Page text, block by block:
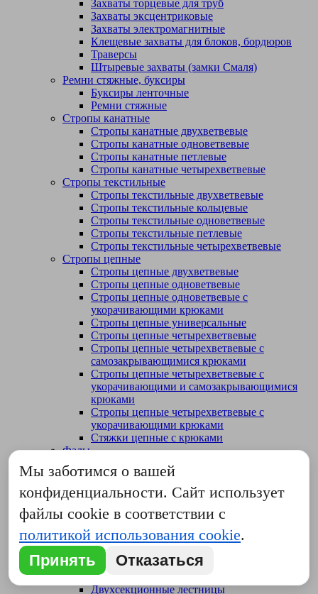
Захваты торцевые для труб
Захваты эксцентриковые
Захваты электромагнитные
Клещевые захваты для блоков, бордюров
Траверсы
Штыревые захваты (замки Смаля)
Ремни стяжные, буксиры
Буксиры ленточные
Ремни стяжные
Стропы канатные
Стропы канатные двухветвевые
Стропы канатные одноветвевые
Стропы канатные петлевые
Стропы канатные четырехветвевые
Стропы текстильные
Стропы текстильные двухветвевые
Стропы текстильные кольцевые
Стропы текстильные одноветвевые
Стропы текстильные петлевые
Стропы текстильные четырехветвевые
Стропы цепные
Стропы цепные двухветвевые
Стропы цепные одноветвевые
Стропы цепные одноветвевые с
укорачивающими крюками
Стропы цепные универсальные
Стропы цепные четырехветвевые
Стропы цепные четырехветвевые с
самозакрывающимися крюками
Стропы цепные четырехветвевые с
укорачивающими и самозакрывающимися
крюками
Стропы цепные четырехветвевые с
укорачивающими крюками
Стяжки цепные с крюками
Фалы
Цепные талрепы, стяжки цепные
Талрепы цепные с рычагом
Талрепы цепные с храповиком
Весь каталог
Главная
Лестницы
Односекционные лестницы
Двухсекционные лестницы
Мы заботимся о вашей
конфиденциальности. Сайт использует
файлы cookie в соответствии с
политикой использования cookie.
Принять Отказаться